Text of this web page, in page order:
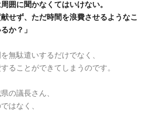
囲に聞かなくてはいけない。
献せず、ただ時間を浪費させるようなこ
か？」
無駄遣いするだけでなく、
ることができてしまうのです。
の議長さん、
はなく、